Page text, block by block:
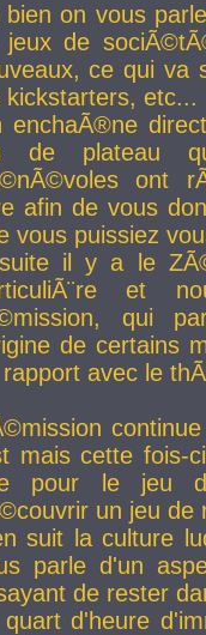
bien on vous
jeux de
ce qui va
kickstarters, etc...
enchaÃ®ne
de plateau
ont
afin de vous
vous puissiez
il y a le
et
qui
de certains
avec le
mais cette fois-
pour le jeu
un jeu de
suit la culture
parle d'un
de rester
quart d'heure